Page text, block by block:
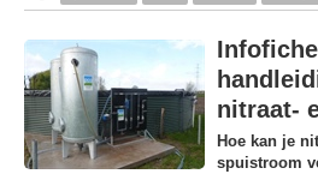
nitraat-
Hoe kan je
spuistroom